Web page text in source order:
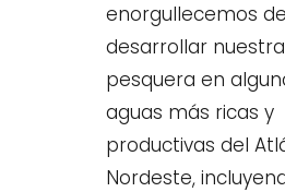
enorgullecemos de
desarrollar
pesquera en
aguas más ricas y
productivas del
Nordeste,